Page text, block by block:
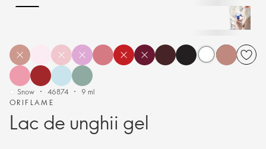
ORIFLAME
Lac de unghii gel
Snow 46874 9 ml